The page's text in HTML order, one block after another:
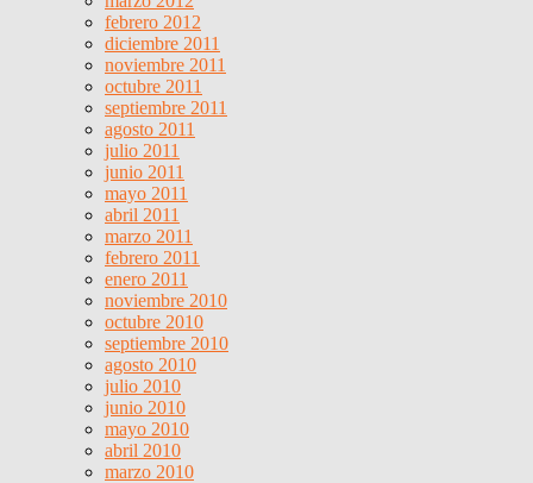
febrero 2012
diciembre 2011
noviembre 2011
octubre 2011
septiembre 2011
agosto 2011
julio 2011
junio 2011
mayo 2011
abril 2011
marzo 2011
febrero 2011
enero 2011
noviembre 2010
octubre 2010
septiembre 2010
agosto 2010
julio 2010
junio 2010
mayo 2010
abril 2010
marzo 2010